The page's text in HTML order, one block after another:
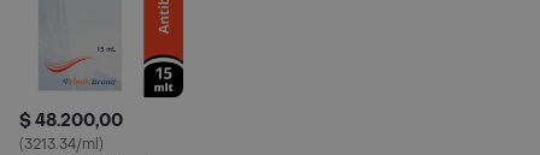
$ 48.200,00
(3213.34/ml)